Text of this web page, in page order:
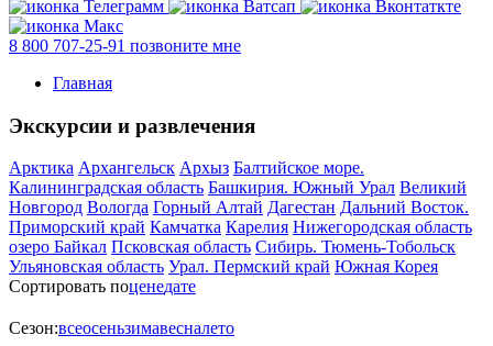
8 800 707-25-91 позвоните мне
Главная
Экскурсии и развлечения
Арктика Архангельск Архыз Балтийское море.
Калининградская область Башкирия. Южный Урал Великий
Новгород Вологда Горный Алтай Дагестан Дальний Восток.
Приморский край Камчатка Карелия Нижегородская область
озеро Байкал Псковская область Сибирь. Тюмень-Тобольск
Ульяновская область Урал. Пермский край Южная Корея
Сортировать поценедате
Сезон:всеосеньзимавесналето